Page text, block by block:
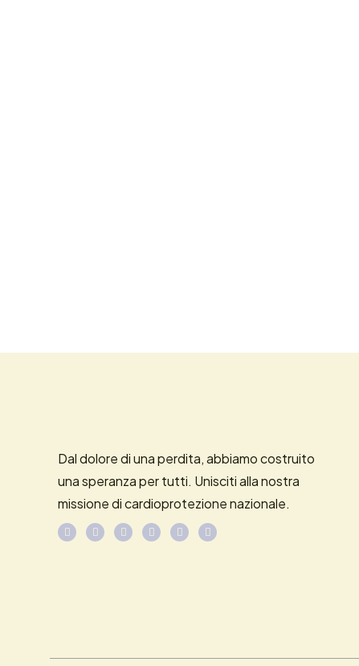
Dal dolore di una perdita, abbiamo costruito
una speranza per tutti. Unisciti alla nostra
missione di cardioprotezione nazionale.